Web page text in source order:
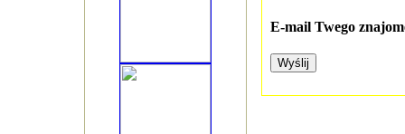
E-mail Twego